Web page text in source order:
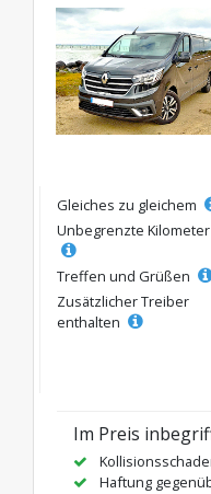
Gleiches zu gleichem
Unbegrenzte Kilometer
Treffen und Grüßen
Zusätzlicher Treiber
enthalten
Im Preis
Haftung